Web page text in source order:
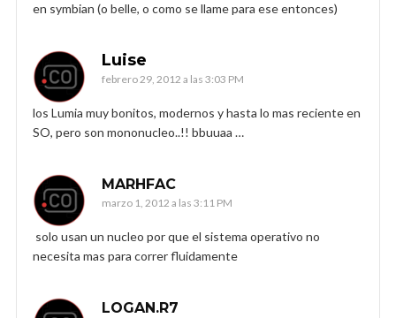
en symbian (o belle, o como se llame para ese entonces)
Luise
febrero 29, 2012 a las 3:03 PM
los Lumia muy bonitos, modernos y hasta lo mas reciente en
SO, pero son mononucleo..!! bbuuaa …
MARHFAC
marzo 1, 2012 a las 3:11 PM
solo usan un nucleo por que el sistema operativo no
necesita mas para correr fluidamente
LOGAN.R7